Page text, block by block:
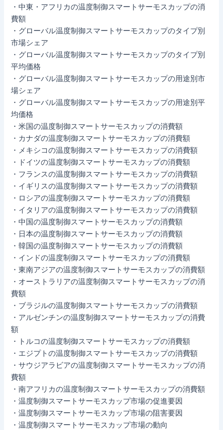
・中東・アフリカの温度制御スマートサーモスカップの消
費額
・グローバル温度制御スマートサーモスカップのタイプ別
市場シェア
・グローバル温度制御スマートサーモスカップのタイプ別
平均価格
・グローバル温度制御スマートサーモスカップの用途別市
場シェア
・グローバル温度制御スマートサーモスカップの用途別平
均価格
・米国の温度制御スマートサーモスカップの消費額
・カナダの温度制御スマートサーモスカップの消費額
・メキシコの温度制御スマートサーモスカップの消費額
・ドイツの温度制御スマートサーモスカップの消費額
・フランスの温度制御スマートサーモスカップの消費額
・イギリスの温度制御スマートサーモスカップの消費額
・ロシアの温度制御スマートサーモスカップの消費額
・イタリアの温度制御スマートサーモスカップの消費額
・中国の温度制御スマートサーモスカップの消費額
・日本の温度制御スマートサーモスカップの消費額
・韓国の温度制御スマートサーモスカップの消費額
・インドの温度制御スマートサーモスカップの消費額
・東南アジアの温度制御スマートサーモスカップの消費額
・オーストラリアの温度制御スマートサーモスカップの消
費額
・ブラジルの温度制御スマートサーモスカップの消費額
・アルゼンチンの温度制御スマートサーモスカップの消費
額
・トルコの温度制御スマートサーモスカップの消費額
・エジプトの温度制御スマートサーモスカップの消費額
・サウジアラビアの温度制御スマートサーモスカップの消
費額
・南アフリカの温度制御スマートサーモスカップの消費額
・温度制御スマートサーモスカップ市場の促進要因
・温度制御スマートサーモスカップ市場の阻害要因
・温度制御スマートサーモスカップ市場の動向